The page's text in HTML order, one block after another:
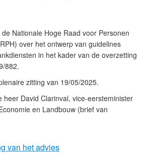
Nationale Hoge Raad voor Personen
over het ontwerp van guidelines
in het kader van de overzetting
882.
zitting van 19/05/2025.
heer David Clarinval, vice-eersteminister
en Landbouw (brief van
van het advies